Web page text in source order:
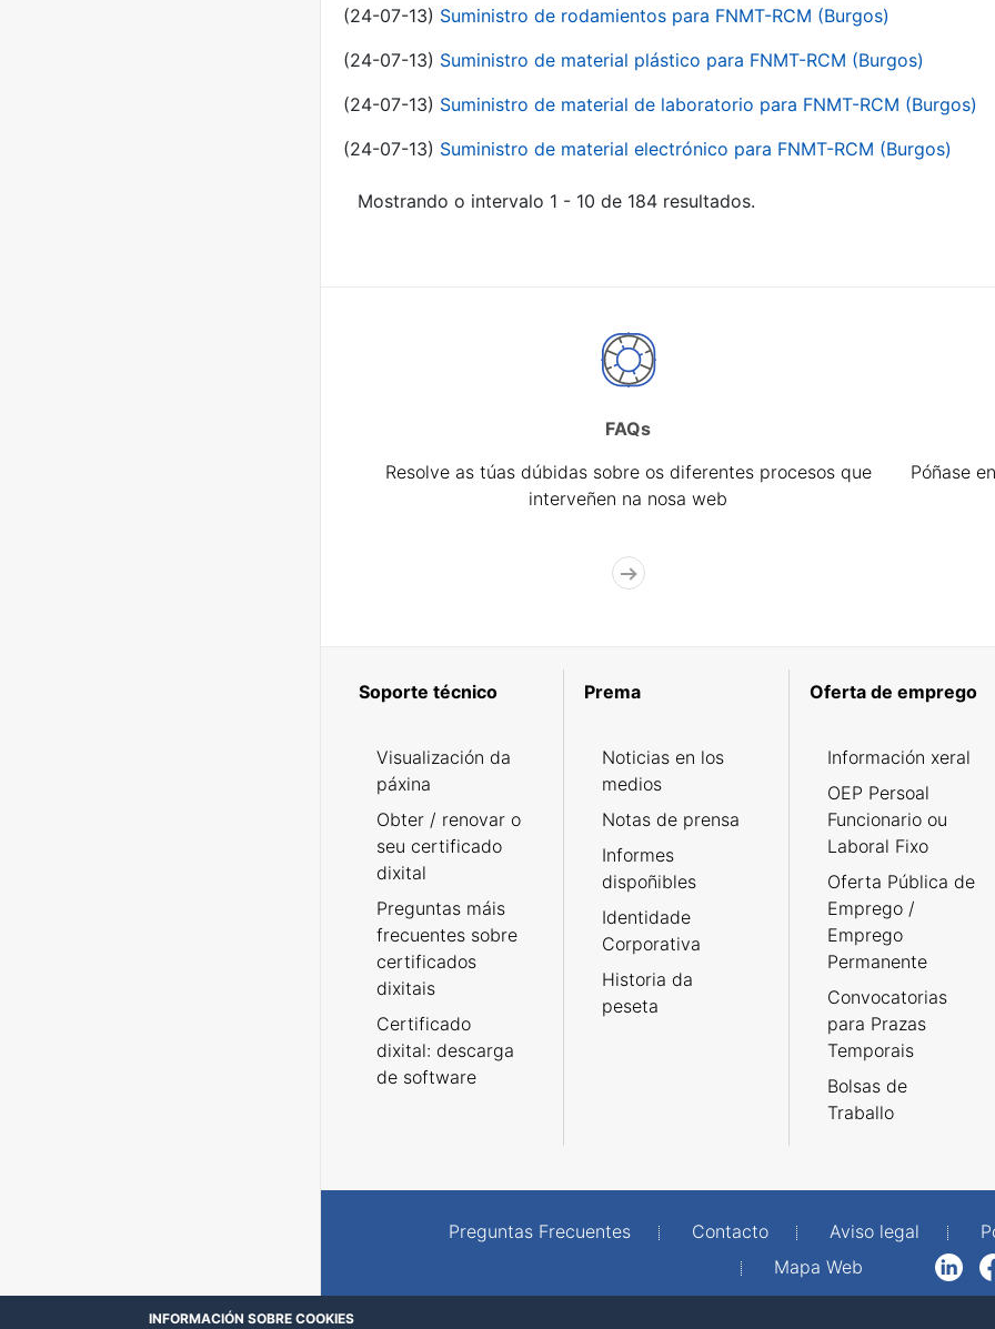
(24-07-13) Suministro de rodamientos para FNMT-RCM (Burgos)
(24-07-13) Suministro de material plástico para FNMT-RCM (Burgos)
(24-07-13) Suministro de material de laboratorio para FNMT-RCM (Burgos)
(24-07-13) Suministro de material electrónico para FNMT-RCM (Burgos)
Mostrando o intervalo 1 - 10 de 184 resultados.
FAQs
Resolve as túas dúbidas sobre os diferentes procesos que
interveñen na nosa web
Póñase
Soporte técnico
Visualización da
páxina
Obter / renovar o
seu certificado
dixital
Preguntas máis
frecuentes sobre
certificados
dixitais
Certificado
dixital: descarga
de software
Prema
Noticias en los
medios
Notas de prensa
Informes
dispoñibles
Identidade
Corporativa
Historia da
peseta
Oferta de emprego
Información xeral
OEP Persoal
Funcionario ou
Laboral Fixo
Oferta Pública de
Emprego /
Emprego
Permanente
Convocatorias
para Prazas
Temporais
Bolsas de
Traballo
Preguntas Frecuentes Contacto Aviso legal
Mapa Web
LinkedInFacebook
INFORMACIÓN SOBRE COOKIES